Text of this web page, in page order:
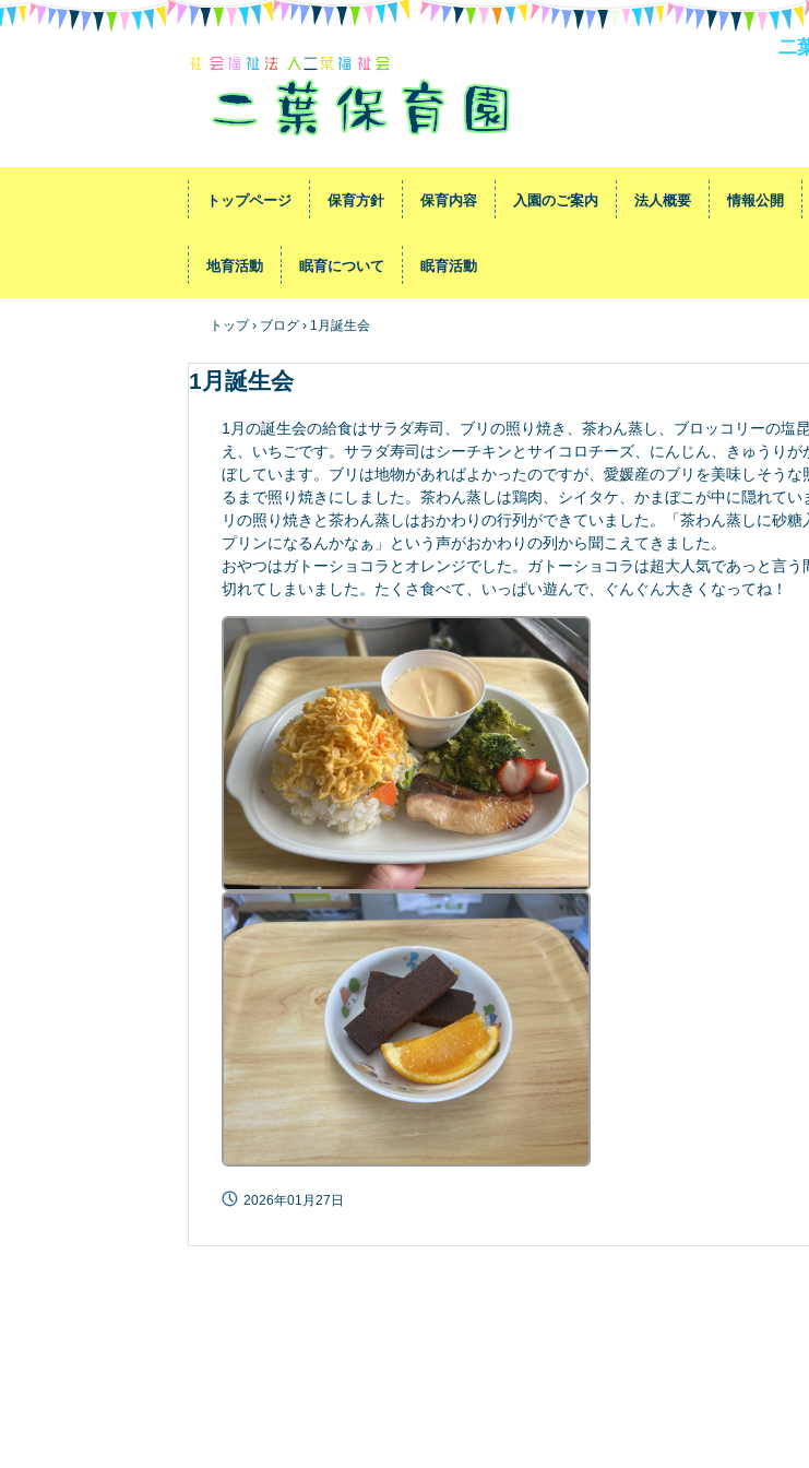
二
トップページ 保育方針 保育内容 入園のご案内 法人概要 情報公開
地育活動 眠育について 眠育活動
トップ › ブログ › 1月誕生会
1月誕生会
1月の誕生会の給食はサラダ寿司、ブリの照り焼き、茶わん蒸し、ブロッコリーの塩
え、いちごです。サラダ寿司はシーチキンとサイコロチーズ、にんじん、きゅうりが
ぼしています。ブリは地物があればよかったのですが、愛媛産のブリを美味しそうな
るまで照り焼きにしました。茶わん蒸しは鶏肉、シイタケ、かまぼこが中に隠れてい
リの照り焼きと茶わん蒸しはおかわりの行列ができていました。「茶わん蒸しに砂糖
プリンになるんかなぁ」という声がおかわりの列から聞こえてきました。
おやつはガトーショコラとオレンジでした。ガトーショコラは超大人気であっと言う
切れてしまいました。たくさ食べて、いっぱい遊んで、ぐんぐん大きくなってね！
2026年01月27日